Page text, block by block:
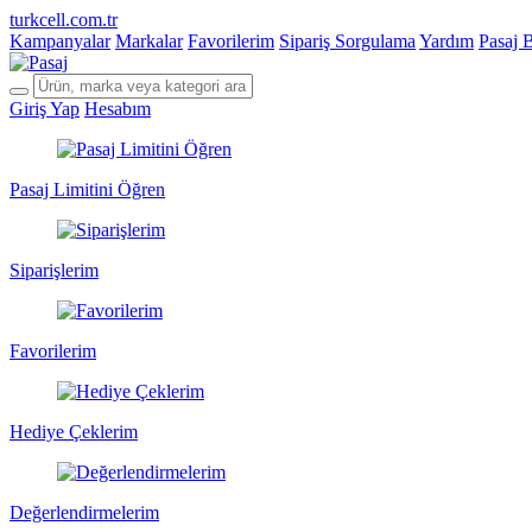
turkcell.com.tr
Kampanyalar Markalar Favorilerim Sipariş Sorgulama Yardım Pasaj
Giriş Yap Hesabım
Pasaj Limitini Öğren
Siparişlerim
Favorilerim
Hediye Çeklerim
Değerlendirmelerim